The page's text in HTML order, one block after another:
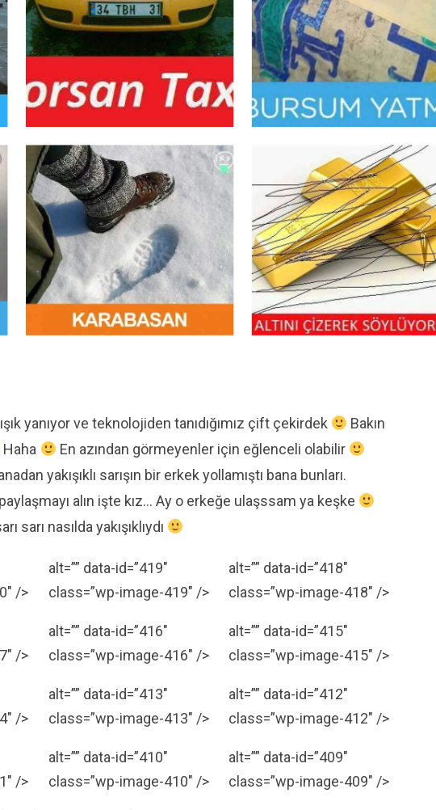
yanıyor ve teknolojiden tanıdığımız çift çekirdek
Bakın
Haha
En azından görmeyenler için eğlenceli olabilir
yakışıklı sarışın bir erkek yollamıştı bana bunları.
alın işte kız… Ay o erkeğe ulaşssam ya keşke
sarı nasılda yakışıklıydı
/>
alt=”” data-id=”419″
class=”wp-image-419″ />
alt=”” data-id=”418″
class=”wp-image-418″ />
/>
alt=”” data-id=”416″
class=”wp-image-416″ />
alt=”” data-id=”415″
class=”wp-image-415″ />
/>
alt=”” data-id=”413″
class=”wp-image-413″ />
alt=”” data-id=”412″
class=”wp-image-412″ />
/>
alt=”” data-id=”410″
class=”wp-image-410″ />
alt=”” data-id=”409″
class=”wp-image-409″ />